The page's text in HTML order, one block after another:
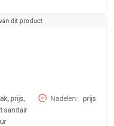
dit product
prijs,
sanitair
Nadelen: prijs